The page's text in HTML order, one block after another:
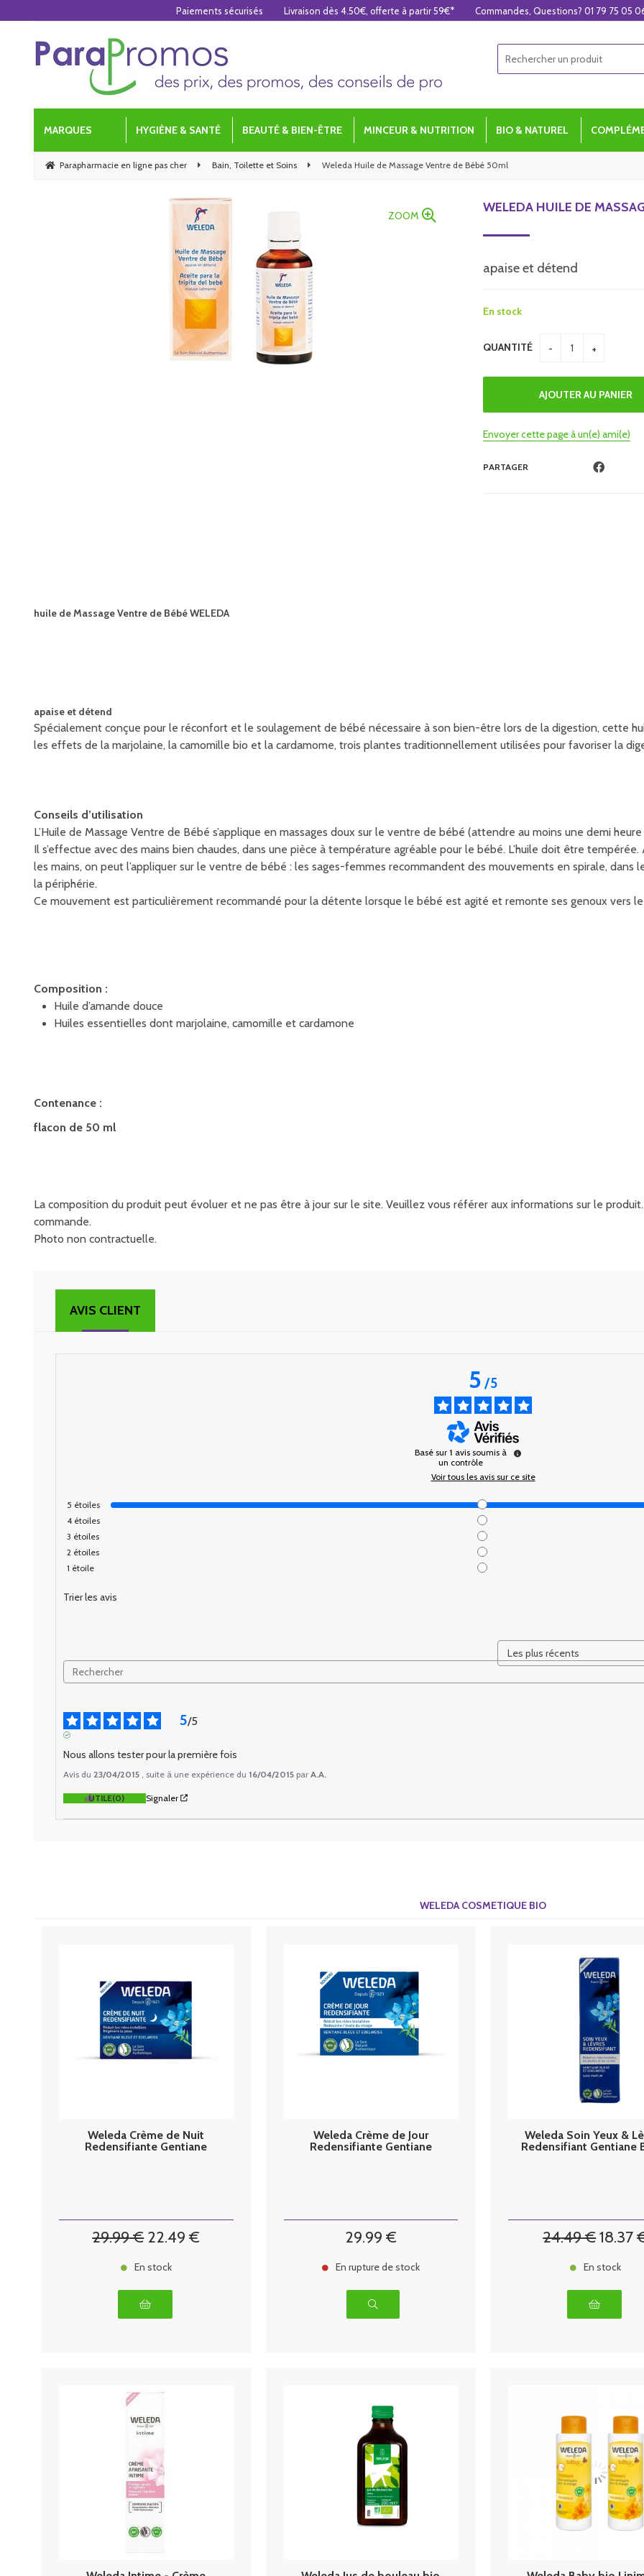
MARQUES HYGIÈNE & SANTÉ BEAUTÉ & BIEN-ÊTRE MINCEUR & NUTRITION BIO & NATUREL
Parapharmacie en ligne pas cher Bain, Toilette et Soins Weleda Huile de Massage Ventre de Bébé 50ml
ZOOM
WELEDA HUILE DE
apaise et détend
En stock
QUANTITÉ
Envoyer cette page à un(e) ami(e)
PARTAGER
huile de Massage Ventre de Bébé WELEDA
apaise et détend
Spécialement conçue pour le réconfort et le soulagement de bébé nécessaire à son bien-être lors de la digestion, cette
les effets de la marjolaine, la camomille bio et la cardamome, trois plantes traditionnellement utilisées pour favoriser la
Conseils d’utilisation
L’Huile de Massage Ventre de Bébé s’applique en massages doux sur le ventre de bébé (attendre au moins une demi
Il s’effectue avec des mains bien chaudes, dans une pièce à température agréable pour le bébé. L’huile doit être
les mains, on peut l’appliquer sur le ventre de bébé : les sages-femmes recommandent des mouvements en spirale, dans
la périphérie.
Ce mouvement est particulièrement recommandé pour la détente lorsque le bébé est agité et remonte ses genoux vers
Composition :
Huile d’amande douce
Huiles essentielles dont marjolaine, camomille et cardamone
Contenance :
flacon de 50 ml
La composition du produit peut évoluer et ne pas être à jour sur le site. Veuillez vous référer aux informations sur le
commande.
Photo non contractuelle.
AVIS CLIENT
5/5
Basé sur 1 avis soumis à
un contrôle
Voir tous les avis sur ce site
5 étoiles
4 étoiles
3 étoiles
2 étoiles
1 étoile
Trier les avis
5/5
Nous allons tester pour la première fois
Avis du 23/04/2015 , suite à une expérience du 16/04/2015 par A.A.
UTILE(0) Signaler
WELEDA COSMETIQUE BIO
Weleda Crème de Nuit
Redensifiante Gentiane
29.99€ 22.49 €
En stock
Weleda Crème de Jour
Redensifiante Gentiane
29.99 €
En rupture de stock
Weleda Soin Yeux &
Redensifiant Gentiane
24.49€18.37
En stock
Paiements sécurisés Livraison dès 4.50€, offerte à partir 59€* Commandes, Questions? 01 79 75 05